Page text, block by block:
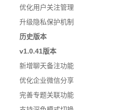
优化用户关注管理
升级隐私保护机制
历史版本
v1.0.41版本
新增聊天备注功能
优化企业微信分享
完善专题关联功能